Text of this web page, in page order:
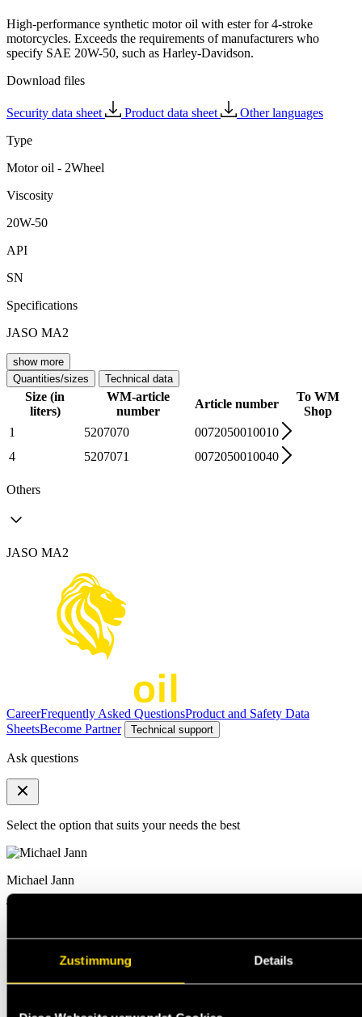
Zustimmung Details
High-performance synthetic motor oil with ester for 4-stroke
motorcycles. Exceeds the requirements of manufacturers who
specify SAE 20W-50, such as Harley-Davidson.
Download files
Security data sheet Product data sheet
Other languages
Type
Motor oil - 2Wheel
Viscosity
20W-50
API
SN
Specifications
JASO MA2
show more
Quantities/sizes
Technical data
Size (in
liters)
WM-article
number
Article number
To WM
Shop
1
5207070
0072050010010
4
5207071 0072050010040
Others
JASO MA2
CareerFrequently Asked QuestionsProduct and Safety Data
SheetsBecome Partner Technical support
Ask questions
Select the option that suits your needs the best
Michael Jann
Technischer Support